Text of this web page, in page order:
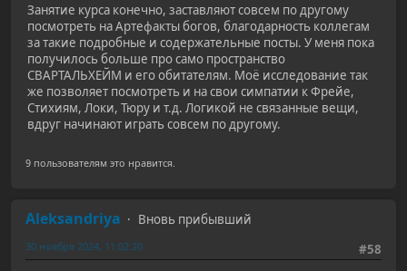
Занятие курса конечно, заставляют совсем по другому
посмотреть на Артефакты богов, благодарность коллегам
за такие подробные и содержательные посты. У меня пока
получилось больше про само пространство
СВАРТАЛЬХЕЙМ и его обитателям. Моё исследование так
же позволяет посмотреть и на свои симпатии к Фрейе,
Стихиям, Локи, Тюру и т.д. Логикой не связанные вещи,
вдруг начинают играть совсем по другому.
9 пользователям это нравится.
Aleksandriya
Вновь прибывший
#58
30 ноября 2024, 11:02:20